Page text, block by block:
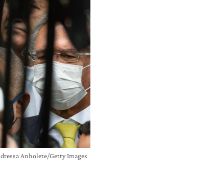
Anholete/Getty Images